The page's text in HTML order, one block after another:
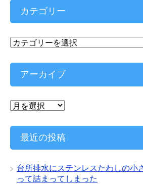
カテゴリー
カ
ゴ
ー
アーカイブ
ア
カ
ブ
最近の投稿
台所排水にステンレスたわしの小
って詰まってしまった